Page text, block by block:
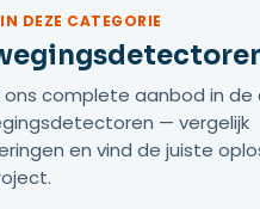
DEZE CATEGORIE
ons complete aanbod in
— vergelijk
en vind de juiste